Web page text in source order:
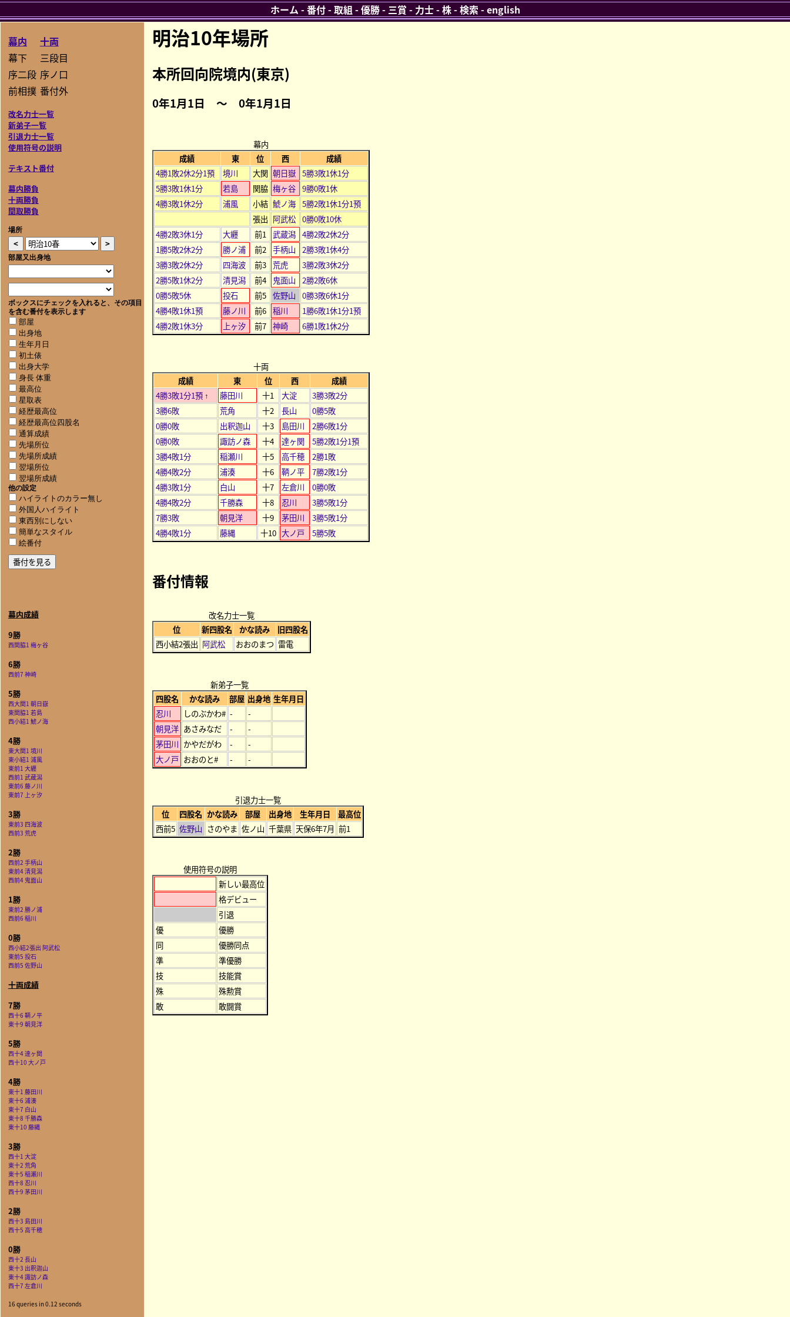
幕内
十両
幕下
三段目
序二段 序ノ口
前相撲 番付外
改名力士一覧
新弟子一覧
引退力士一覧
使用符号の説明
テキスト番付
幕内勝負
十両勝負
関取勝負
場所
部屋又出身地
ボックスにチェックを入れると、その項目
を含む番付を表示します
部屋
出身地
生年月日
初土俵
出身大学
身長 体重
最高位
星取表
経歴最高位
経歴最高位四股名
通算成績
先場所位
先場所成績
翌場所位
翌場所成績
他の設定
ハイライトのカラー無し
外国人ハイライト
東西別にしない
簡単なスタイル
絵番付
幕内成績
9勝
西関脇1 梅ヶ谷
6勝
西前7 神崎
5勝
西大関1 朝日嶽
東関脇1 若島
西小結1 鯱ノ海
4勝
東大関1 境川
東小結1 浦風
東前1 大纒
西前1 武蔵潟
東前6 藤ノ川
東前7 上ヶ汐
3勝
東前3 四海波
西前3 荒虎
2勝
西前2 手柄山
東前4 清見潟
西前4 鬼面山
1勝
東前2 勝ノ浦
西前6 稲川
0勝
西小結2張出 阿武松
東前5 投石
西前5 佐野山
十両成績
7勝
西十6 鞆ノ平
東十9 朝見洋
5勝
西十4 達ヶ関
西十10 大ノ戸
4勝
東十1 藤田川
東十6 浦湊
東十7 白山
東十8 千勝森
東十10 藤縄
3勝
西十1 大淀
東十2 荒角
東十5 稲瀬川
西十8 忍川
西十9 茅田川
2勝
西十3 島田川
西十5 高千穂
0勝
西十2 長山
東十3 出釈迦山
東十4 諏訪ノ森
西十7 左倉川
16 queries in 0.12 seconds
明治10年場所
本所回向院境内(東京)
0年1月1日 ～ 0年1月1日
幕内
成績
東 位 西
成績
4勝1敗2休2分1預
境川 大関 朝日嶽 5勝3敗1休1分
5勝3敗1休1分
若島 関脇 梅ヶ谷 9勝0敗1休
4勝3敗1休2分
浦風 小結 鯱ノ海 5勝2敗1休1分1預
張出 阿武松 0勝0敗10休
4勝2敗3休1分
大纒 前1 武蔵潟 4勝2敗2休2分
1勝5敗2休2分
勝ノ浦 前2 手柄山
2勝3敗1休4分
3勝3敗2休2分
四海波 前3 荒虎
3勝2敗3休2分
2勝5敗1休2分
清見潟 前4 鬼面山
2勝2敗6休
0勝5敗5休
投石 前5 佐野山
0勝3敗6休1分
4勝4敗1休1預
藤ノ川 前6 稲川
1勝6敗1休1分1預
4勝2敗1休3分
上ヶ汐 前7 神崎 6勝1敗1休2分
十両
成績
東 位 西
成績
4勝3敗1分1預 ↑ 藤田川 十1 大淀
3勝3敗2分
3勝6敗
荒角 十2 長山
0勝5敗
0勝0敗
出釈迦山 十3 島田川
2勝6敗1分
0勝0敗
諏訪ノ森 十4 達ヶ関
5勝2敗1分1預
3勝4敗1分
稲瀬川 十5 高千穂
2勝1敗
4勝4敗2分
浦湊 十6 鞆ノ平
7勝2敗1分
4勝3敗1分
白山 十7 左倉川
0勝0敗
4勝4敗2分
千勝森 十8 忍川
3勝5敗1分
7勝3敗
朝見洋 十9 茅田川
3勝5敗1分
4勝4敗1分
藤縄 十10 大ノ戸 5勝5敗
番付情報
改名力士一覧
位
新四股名 かな読み
旧四股名
西小結2張出 阿武松 おおのまつ 雷電
新弟子一覧
四股名
かな読み 部屋 出身地 生年月日
忍川
しのぶかわ# -
-
朝見洋 あさみなだ -
-
茅田川 かやだがわ -
-
大ノ戸 おおのと# - -
引退力士一覧
位
四股名 かな読み 部屋 出身地 生年月日
最高位
西前5 佐野山 さのやま 佐ノ山 千葉県 天保6年7月 前1
使用符号の説明
新しい最高位
格デビュー
引退
優
優勝
同
優勝同点
準
準優勝
技
技能賞
殊
殊勲賞
敢
敢闘賞
ホーム -番付-取組 -優勝- 三賞 - 力士-株-検索 -english